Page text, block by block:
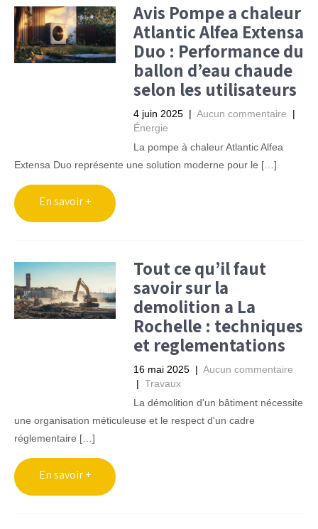
Avis Pompe a chaleur
Atlantic Alfea Extensa
Duo : Performance du
ballon d’eau chaude
selon les utilisateurs
4 juin 2025 | Aucun commentaire
|
Énergie
La pompe à chaleur Atlantic Alfea
Extensa Duo représente une solution moderne pour le […]
Tout ce qu’il faut
savoir sur la
demolition a La
Rochelle : techniques
et reglementations
16 mai 2025 | Aucun commentaire
| Travaux
La démolition d'un bâtiment nécessite
une organisation méticuleuse et le respect d'un cadre
réglementaire […]